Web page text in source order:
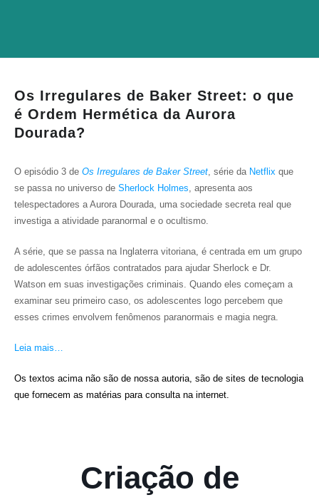
Os Irregulares de Baker Street: o que
é Ordem Hermética da Aurora
Dourada?
O episódio 3 de Os Irregulares de Baker Street, série da Netflix que
se passa no universo de Sherlock Holmes, apresenta aos
telespectadores a Aurora Dourada, uma sociedade secreta real que
investiga a atividade paranormal e o ocultismo.
A série, que se passa na Inglaterra vitoriana, é centrada em um grupo
de adolescentes órfãos contratados para ajudar Sherlock e Dr.
Watson em suas investigações criminais. Quando eles começam a
examinar seu primeiro caso, os adolescentes logo percebem que
esses crimes envolvem fenômenos paranormais e magia negra.
Leia mais…
Os textos acima não são de nossa autoria, são de sites de tecnologia
que fornecem as matérias para consulta na internet.
Criação de